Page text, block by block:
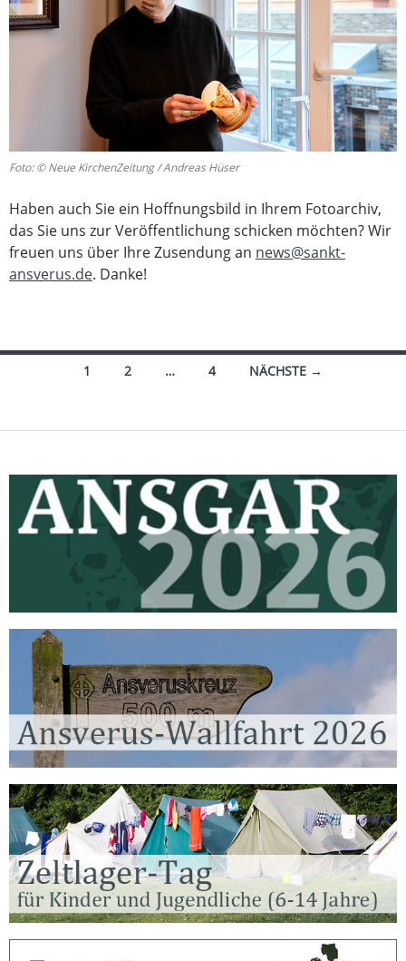
Foto: © Neue KirchenZeitung / Andreas Hüser
Haben auch Sie ein Hoffnungsbild in Ihrem Fotoarchiv,
das Sie uns zur Veröffentlichung schicken möchten? Wir
freuen uns über Ihre Zusendung an news@sankt-
ansverus.de. Danke!
Beitragsnavigation
1 2 … 4 NÄCHSTE →